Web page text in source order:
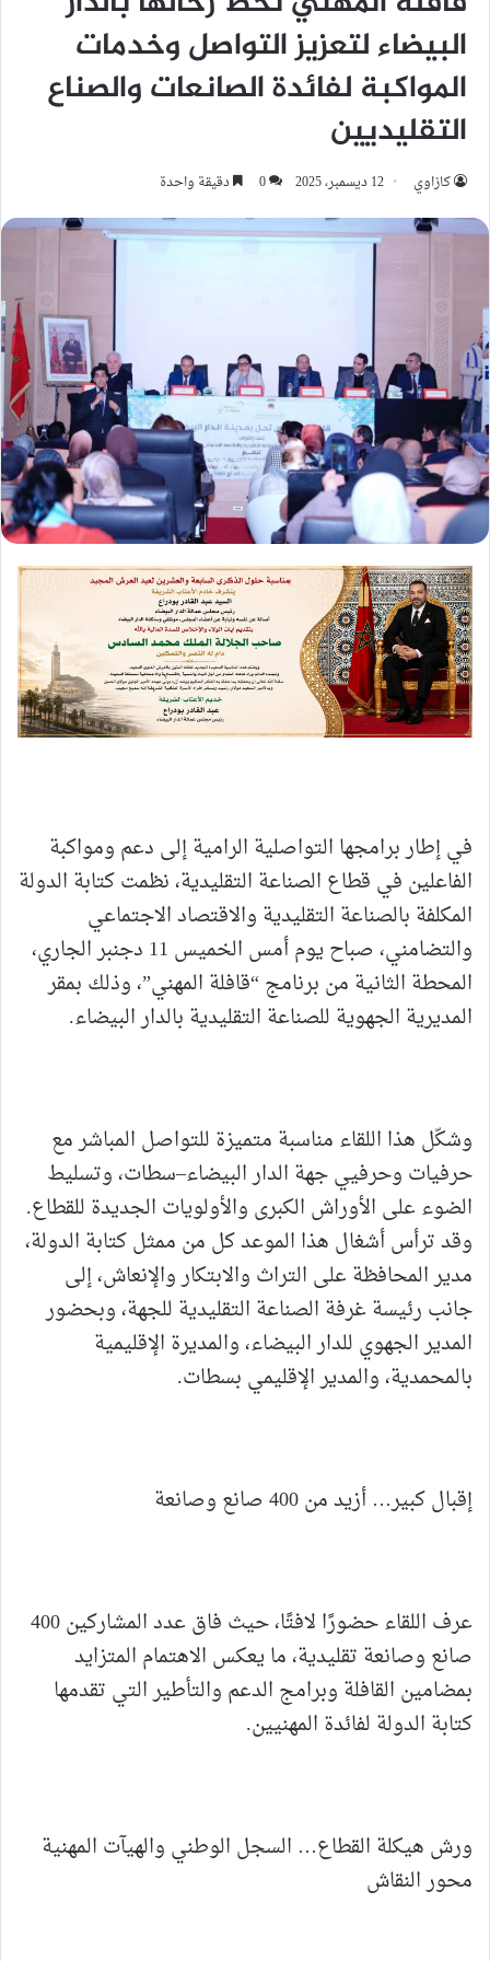
البيضاء لتعزيز التواصل وخدمات
المواكبة لفائدة الصانعات والصناع
التقليديين
كازاوي 12 ديسمبر، 2025 0 دقيقة واحدة
في إطار برامجها التواصلية الرامية إلى دعم ومواكبة
الفاعلين في قطاع الصناعة التقليدية، نظمت كتابة الدولة
المكلفة بالصناعة التقليدية والاقتصاد الاجتماعي
والتضامني، صباح يوم أمس الخميس 11 دجنبر الجاري،
المحطة الثانية من برنامج “قافلة المهني”، وذلك بمقر
المديرية الجهوية للصناعة التقليدية بالدار البيضاء.
وشكّل هذا اللقاء مناسبة متميزة للتواصل المباشر مع
حرفيات وحرفيي جهة الدار البيضاء–سطات، وتسليط
الضوء على الأوراش الكبرى والأولويات الجديدة للقطاع.
وقد ترأس أشغال هذا الموعد كل من ممثل كتابة الدولة،
مدير المحافظة على التراث والابتكار والإنعاش، إلى
جانب رئيسة غرفة الصناعة التقليدية للجهة، وبحضور
المدير الجهوي للدار البيضاء، والمديرة الإقليمية
بالمحمدية، والمدير الإقليمي بسطات.
إقبال كبير… أزيد من 400 صانع وصانعة
عرف اللقاء حضورًا لافتًا، حيث فاق عدد المشاركين 400
صانع وصانعة تقليدية، ما يعكس الاهتمام المتزايد
بمضامين القافلة وبرامج الدعم والتأطير التي تقدمها
كتابة الدولة لفائدة المهنيين.
ورش هيكلة القطاع… السجل الوطني والهيآت المهنية
محور النقاش